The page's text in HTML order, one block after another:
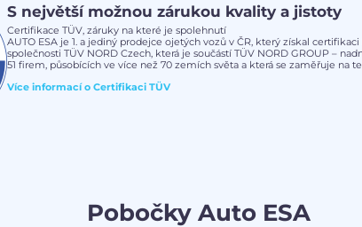
S největší možnou zárukou kvality a jistoty
Certifikace TÜV, záruky na které je spolehnutí
AUTO ESA je 1. a jediný prodejce ojetých vozů v ČR, který získal
společnosti TÜV NORD Czech, která je součástí TÜV NORD GROUP –
51 firem, působících ve více než 70 zemích světa a která se zaměřuje na
Více informací o Certifikaci TÜV
Pobočky Auto ESA